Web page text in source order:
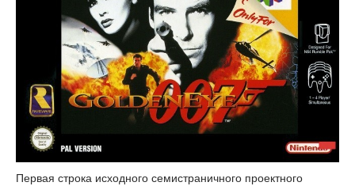
Первая строка исходного семистраничного проектного